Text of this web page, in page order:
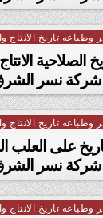
تاريخ الانتاج
الانتاج
تاريخ الانتاج
على العلب
تاريخ الانتاج